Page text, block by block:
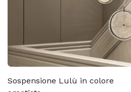
Sospensione Lulù in colore